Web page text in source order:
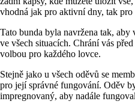
vhodná jak pro aktivní dny, tak
Tato bunda byla navržena tak,
ve všech situacích. Chrání vás
volbou pro každého lovce.
Stejně jako u všech oděvů se
pro její správné fungování. Oděv
impregnovaný, aby nadále